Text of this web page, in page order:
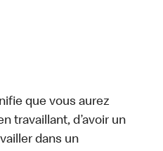
que vous aurez
travaillant, d’avoir un
dans un